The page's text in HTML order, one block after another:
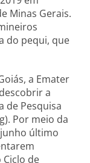
Minas Gerais.
do pequi, que
a Emater
a
de Pesquisa
Por meio da
último
de